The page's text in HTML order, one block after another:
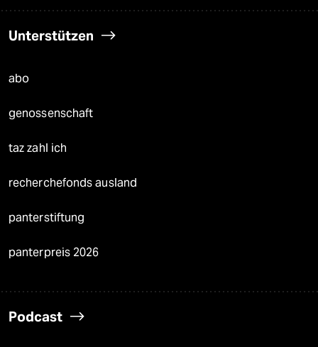
Unterstützen
abo
genossenschaft
taz zahl ich
recherchefonds ausland
panterstiftung
panterpreis 2026
Podcast